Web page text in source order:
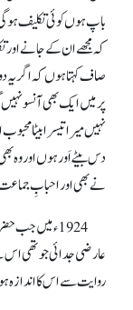
باپ ہوں کوئی تکلیف ہو
کہ مجھے ان کے جانے اور
صاف کہتا ہوں کہ اگر یہ
پر میں ایک بھی آنسو نہیں
نہیں میرا تیسرا بیٹا
دس بیٹے اَور ہوں اور وہ
نے بھی اور احبابِ
1924ء میں جب
عارضی جدائی جو تھی اس
روایت سے اس کا اندازہ